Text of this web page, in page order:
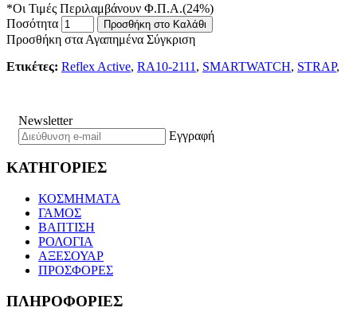
*Οι Τιμές Περιλαμβάνουν Φ.Π.Α.(24%)
Ποσότητα
Προσθήκη στο Καλάθι
Προσθήκη στα Αγαπημένα Σύγκριση
Ετικέτες: Reflex Active, RA10-2111 , SMARTWATCH, STRAP,
Newsletter
Εγγραφή
ΚΑΤΗΓΟΡΙΕΣ
ΚΟΣΜΗΜΑΤΑ
ΓΑΜΟΣ
ΒΑΠΤΙΣΗ
ΡΟΛΟΓΙΑ
ΑΞΕΣΟΥΑΡ
ΠΡΟΣΦΟΡΕΣ
ΠΛΗΡΟΦΟΡΙΕΣ